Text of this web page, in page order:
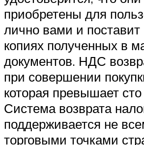
приобретены для
лично вами и
копиях полученных в
документов. НДС
при совершении
которая превышает
Система возврата
поддерживается не
торговыми точками